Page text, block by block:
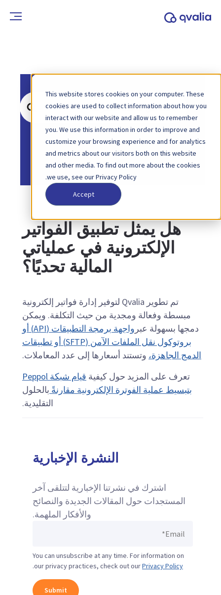
This website stores cookies on your computer. These
cookies are used to collect information about how you
interact with our website and allow us to remember
you. We use this information in order to improve and
customize your browsing experience and for analytics
and metrics about our visitors both on this website
and other media. To find out more about the cookies
we use, see our Privacy Policy.
Accept
ابحث
عن
الصفحة الرئيسية قاعدة المعرفة
الصفحة الرئيسية
قاعدة المعرفة
الفوترة الإلكترونية
هل يمثل تطبيق الفواتير
الإلكترونية في عملياتي
المالية تحديًا؟
تم تطوير Qvalia لتوفير إدارة فواتير إلكترونية
مبسطة وفعالة ومجدية من حيث التكلفة. ويمكن
دمجها بسهولة عبر
واجهة برمجة التطبيقات (API) أو
بروتوكول نقل الملفات الآمن (SFTP) أو تطبيقات
الدمج الجاهزة، وتستند أسعارها إلى عدد المعاملات.
تعرف على المزيد حول كيفية
قيام شبكة Peppol
بتبسيط عملية الفوترة الإلكترونية مقارنةً بالحلول
التقليدية.
النشرة الإخبارية
اشترك في نشرتنا الإخبارية لتتلقى آخر
المستجدات حول المقالات الجديدة والنصائح
والأفكار الملهمة.
You can unsubscribe at any time. For information on
our privacy practices, check out ourPrivacy Policy
.